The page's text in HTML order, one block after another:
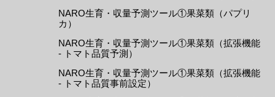
NARO生育・収量予測ツール①果菜類（パプリ
カ）
NARO生育・収量予測ツール①果菜類（拡張機能
- トマト品質予測）
NARO生育・収量予測ツール①果菜類（拡張機能
- トマト品質事前設定）